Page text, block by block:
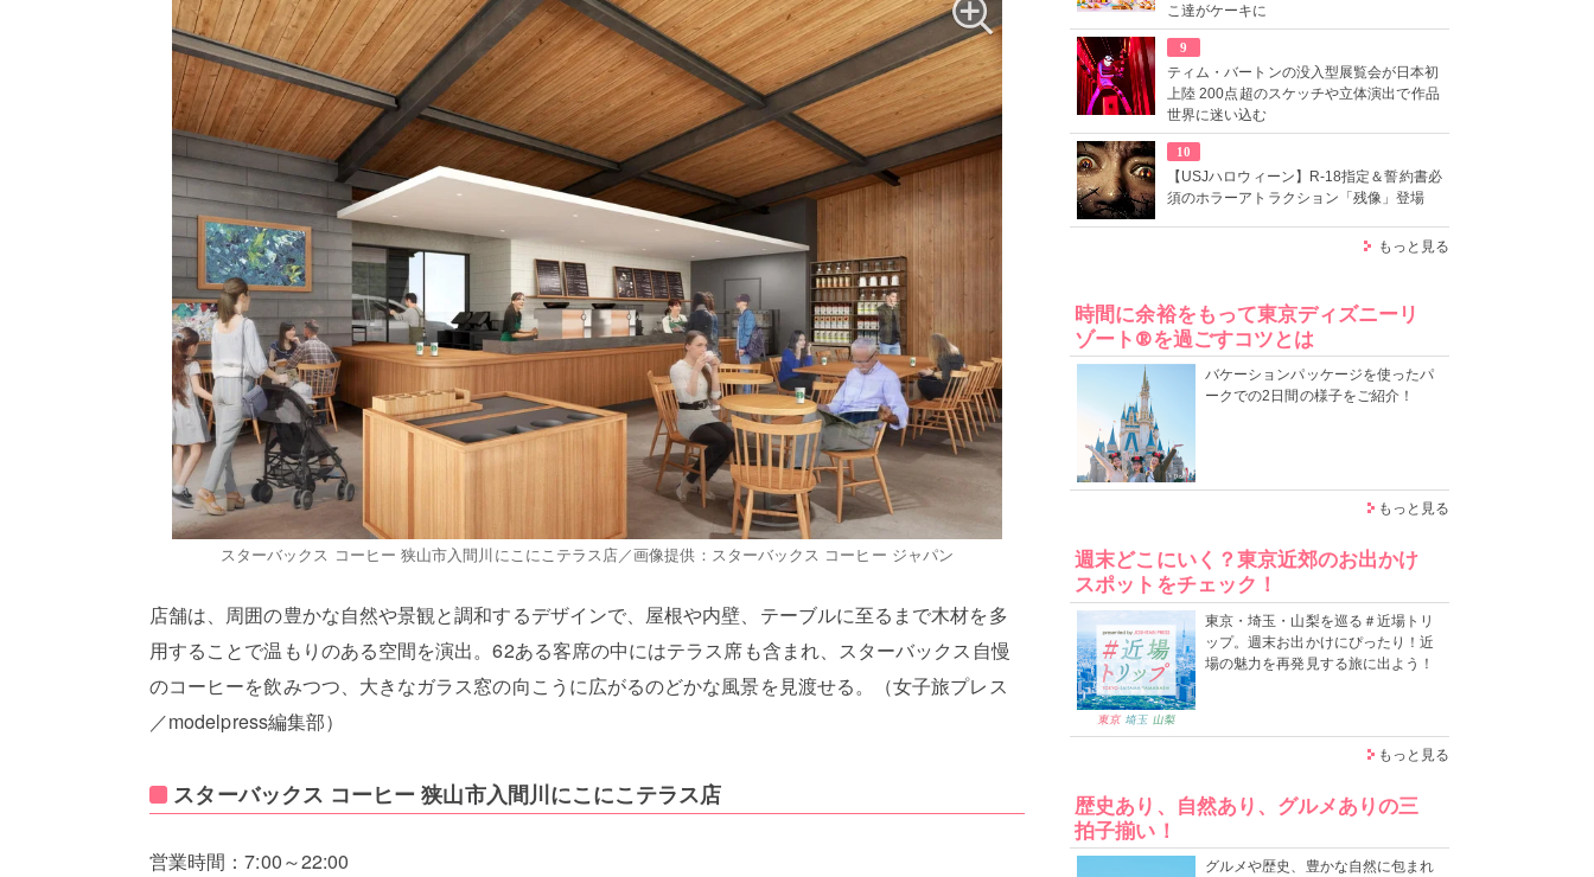
スターバックス コーヒー 狭山市入間川にこにこテラス店／画像提供：スターバックス コーヒー ジャパン
店舗は、周囲の豊かな自然や景観と調和するデザインで、屋根や内壁、テーブルに至るまで木材を多
用することで温もりのある空間を演出。62ある客席の中にはテラス席も含まれ、スターバックス自慢
のコーヒーを飲みつつ、大きなガラス窓の向こうに広がるのどかな風景を見渡せる。（女子旅プレス
／modelpress編集部）
スターバックス コーヒー 狭山市入間川にこにこテラス店
営業時間：7:00～22:00
こ達がケーキに
9
ティム・バートンの没入型展覧会が日本初
上陸 200点超のスケッチや立体演出で作品
世界に迷い込む
10
【USJハロウィーン】R-18指定＆誓約書必
須のホラーアトラクション「残像」登場
もっと見る
時間に余裕をもって東京ディズニーリ
ゾート®を過ごすコツとは
バケーションパッケージを使ったパ
ークでの2日間の様子をご紹介！
もっと見る
週末どこにいく？東京近郊のお出かけ
スポットをチェック！
東京・埼玉・山梨を巡る＃近場トリ
ップ。週末お出かけにぴったり！近
場の魅力を再発見する旅に出よう！
もっと見る
歴史あり、自然あり、グルメありの三
拍子揃い！
グルメや歴史、豊かな自然に包まれ